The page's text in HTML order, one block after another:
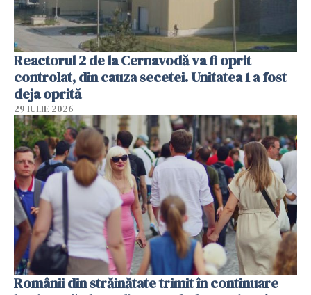
Reactorul 2 de la Cernavodă va fi oprit
controlat, din cauza secetei. Unitatea 1 a fost
deja oprită
29 IULIE 2026
Românii din străinătate trimit în continuare